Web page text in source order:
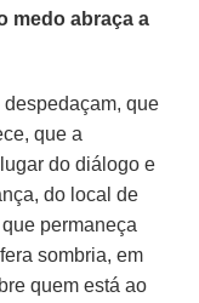
medo abraça a
que
que a
do diálogo e
do local de
permaneça
sombria, em
quem está ao